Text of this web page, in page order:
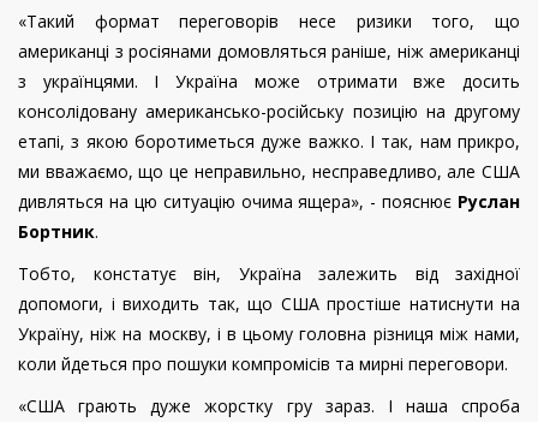
«Такий формат переговорів несе ризики того, що
американці з росіянами домовляться раніше, ніж американці
з українцями. І Україна може отримати вже досить
консолідовану американсько-російську позицію на другому
етапі, з якою боротиметься дуже важко. І так, нам прикро,
ми вважаємо, що це неправильно, несправедливо, але США
дивляться на цю ситуацію очима ящера», - пояснює Руслан
Бортник.
Тобто, констатує він, Україна залежить від західної
допомоги, і виходить так, що США простіше натиснути на
Україну, ніж на москву, і в цьому головна різниця між нами,
коли йдеться про пошуки компромісів та мирні переговори.
«США грають дуже жорстку гру зараз. І наша спроба